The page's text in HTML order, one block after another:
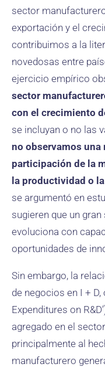
sector
exportación y el
contribuimos a la
novedosas entre
ejercicio empírico
sector
con el crecimiento
se incluyan o no las
no observamos
participación de la
la productividad o
se argumentó en
sugieren que un
evoluciona con
oportunidades de
Sin embargo, la
de negocios en I + D,
Expenditures on
agregado en el
principalmente al
manufacturero